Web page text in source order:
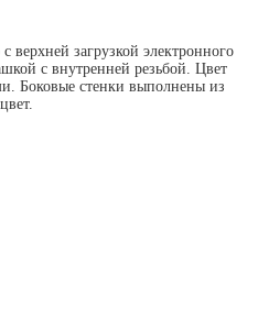
верхней загрузкой электронного
с внутренней резьбой. Цвет
Боковые стенки выполнены из